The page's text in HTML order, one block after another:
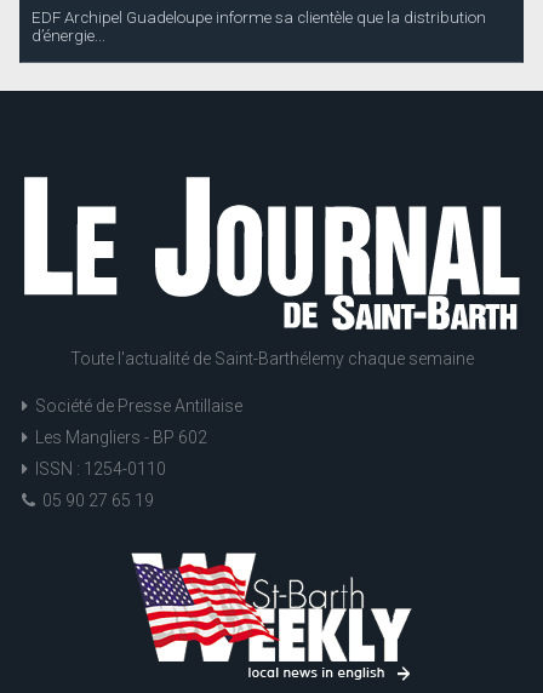
EDF Archipel Guadeloupe informe sa clientèle que la distribution
d’énergie...
Toute l'actualité de Saint-Barthélemy chaque semaine
Société de Presse Antillaise
Les Mangliers - BP 602
ISSN : 1254-0110
05 90 27 65 19